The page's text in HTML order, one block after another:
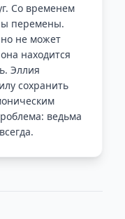
Со временем
перемены.
не может
находится
Эллия
сохранить
ведьма